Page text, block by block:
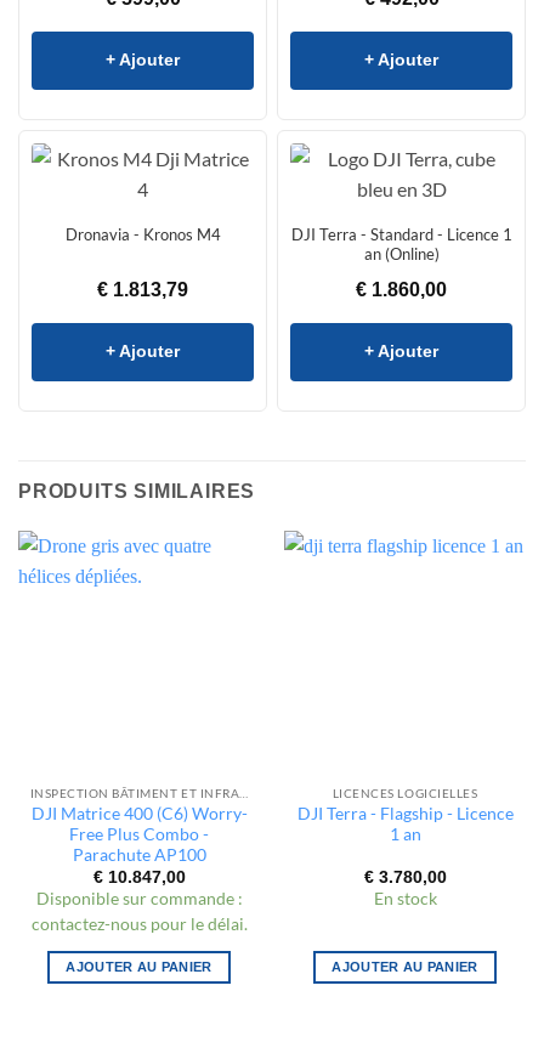
+ Ajouter + Ajouter
Dronavia - Kronos M4
€ 1.813,79
+ Ajouter
DJI Terra - Standard - Licence 1
an (Online)
€ 1.860,00
+ Ajouter
PRODUITS SIMILAIRES
DJI Matrice 400 (C6) Worry-
Free Plus Combo -
Parachute AP100
€10.847,00
Disponible sur commande :
contactez-nous pour le délai.
AJOUTER AU PANIER
LICENCES LOGICIELLES
DJI Terra - Flagship - Licence
1 an
€3.780,00
En stock
AJOUTER AU PANIER